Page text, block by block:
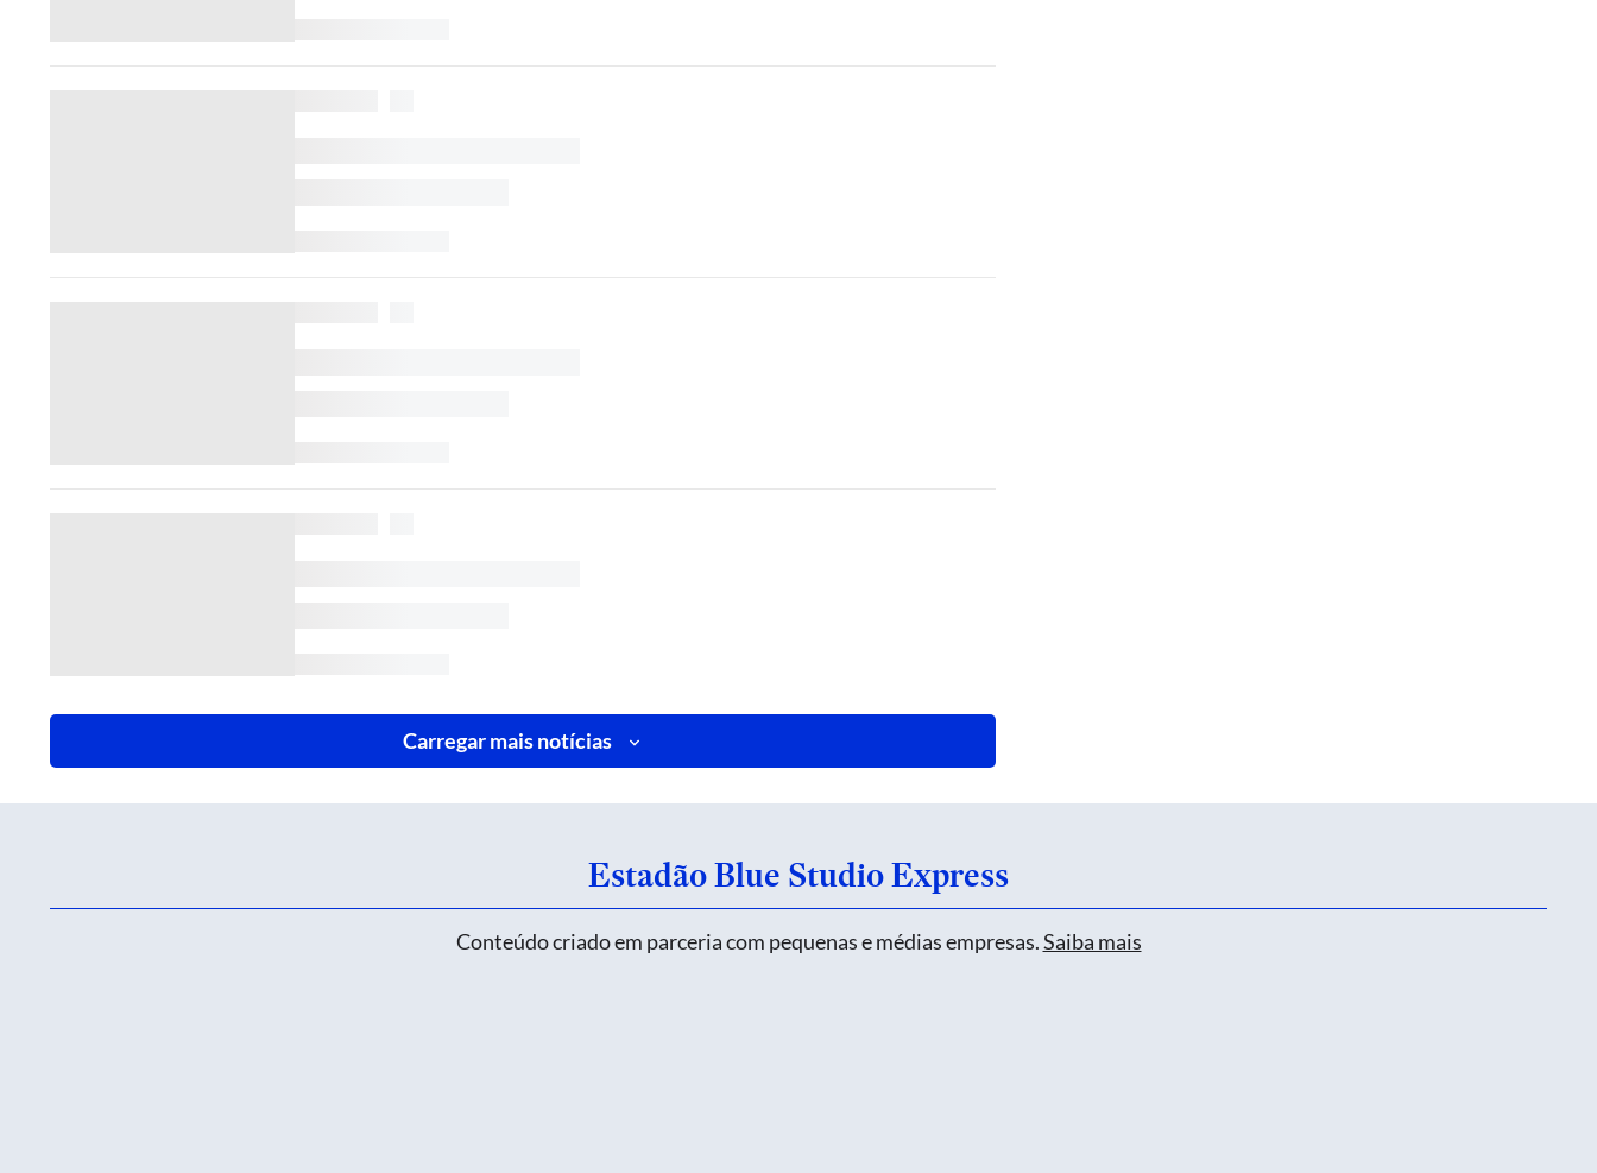
Carregar mais notícias
Estadão Blue Studio Express
Conteúdo criado em parceria com pequenas e médias empresas.Saiba mais